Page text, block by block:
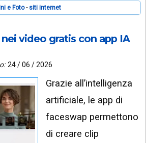
e Foto siti internet
video gratis con app IA
24 / 06 / 2026
Grazie all’intelligenza
artificiale, le app di
faceswap permettono
di creare clip